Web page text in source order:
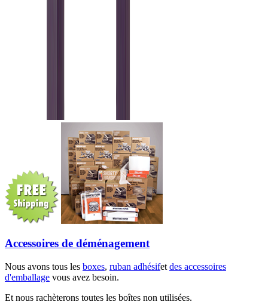
Accessoires de déménagement
Nous avons tous les boxes, ruban adhésifet des accessoires
d'emballage vous avez besoin.
Et nous rachèterons toutes les boîtes non utilisées.